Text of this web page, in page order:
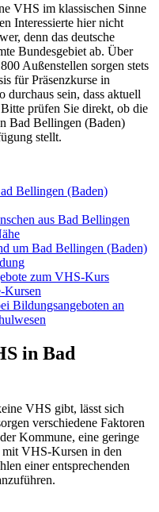
VHS im klassischen Sinne
Interessierte hier nicht
denn das deutsche
Bundesgebiet ab. Über
Außenstellen sorgen stets
für Präsenzkurse in
durchaus sein, dass aktuell
prüfen Sie direkt, ob die
Bad Bellingen (Baden)
stellt.
Bellingen (Baden)
aus Bad Bellingen
um Bad Bellingen (Baden)
zum VHS-Kurs
Kursen
Bildungsangeboten an
in Bad
VHS gibt, lässt sich
verschiedene Faktoren
Kommune, eine geringe
VHS-Kursen in den
einer entsprechenden